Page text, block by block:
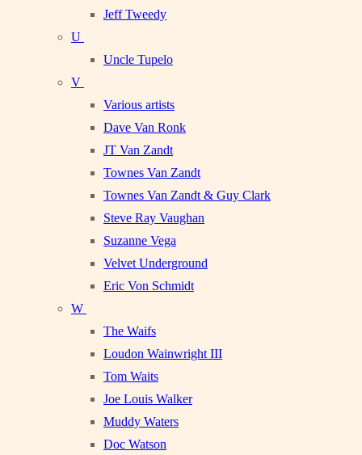
Jeff Tweedy
U
Uncle Tupelo
V
Various artists
Dave Van Ronk
JT Van Zandt
Townes Van Zandt
Townes Van Zandt & Guy Clark
Steve Ray Vaughan
Suzanne Vega
Velvet Underground
Eric Von Schmidt
W
The Waifs
Loudon Wainwright III
Tom Waits
Joe Louis Walker
Muddy Waters
Doc Watson